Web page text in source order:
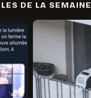
DE LA SEMAINE